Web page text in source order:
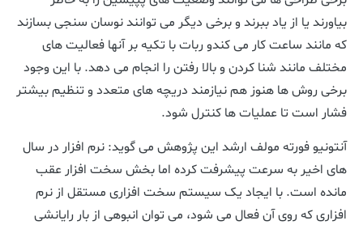
بیاورند یا از یاد ببرند و برخی دیگر می توانند نوسان سنجی بسازند
که مانند ساعت کار می کندو ربات با تکیه بر آنها فعالیت های
مختلف مانند شنا کردن و بالا رفتن را انجام می دهد. با این وجود
برخی روش ها هنوز هم نیازمند دریچه های متعدد و تنظیم بیشتر
فشار است تا عملیات ها کنترل شود.
آنتونیو فورته مولف ارشد این پژوهش می گوید: نرم افزار در سال
های اخیر به سرعت پیشرفت کرده اما بخش سخت افزار عقب
مانده است. با ایجاد یک سیستم سخت افزاری مستقل از نرم
افزاری که روی آن فعال می شود، می توان انبوهی از بار رایانشی